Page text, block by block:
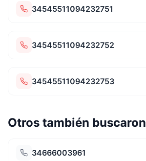
34545511094232751
34545511094232752
34545511094232753
Otros también buscaron
34666003961